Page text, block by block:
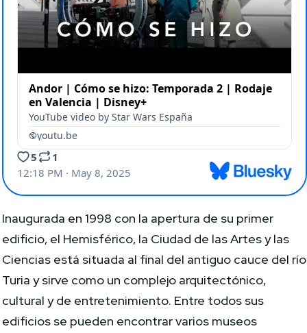
Inaugurada en 1998 con la apertura de su primer
edificio, el Hemisférico, la Ciudad de las Artes y las
Ciencias está situada al final del antiguo cauce del río
Turia y sirve como un complejo arquitectónico,
cultural y de entretenimiento. Entre todos sus
edificios se pueden encontrar varios museos